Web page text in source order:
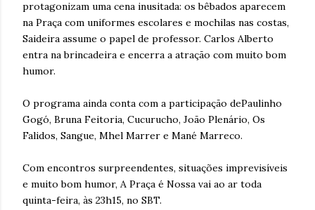
protagonizam uma cena inusitada: os bêbados aparecem
na Praça com uniformes escolares e mochilas nas costas,
Saideira assume o papel de professor. Carlos Alberto
entra na brincadeira e encerra a atração com muito bom
humor.
O programa ainda conta com a participação dePaulinho
Gogó, Bruna Feitoria, Cucurucho, João Plenário, Os
Falidos, Sangue, Mhel Marrer e Mané Marreco.
Com encontros surpreendentes, situações imprevisíveis
e muito bom humor, A Praça é Nossa vai ao ar toda
quinta-feira, às 23h15, no SBT.